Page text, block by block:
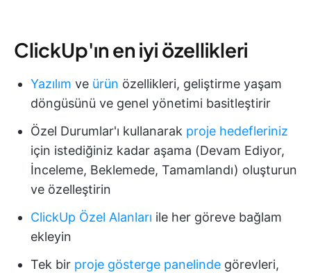
ClickUp'ın en iyi özellikleri
Yazılım ve ürün özellikleri, geliştirme yaşam
döngüsünü ve genel yönetimi basitleştirir
Özel Durumlar'ı kullanarak proje hedefleriniz
için istediğiniz kadar aşama (Devam Ediyor,
İnceleme, Beklemede, Tamamlandı) oluşturun
ve özelleştirin
ClickUp Özel Alanları ile her göreve bağlam
ekleyin
Tek bir proje gösterge panelinde görevleri,